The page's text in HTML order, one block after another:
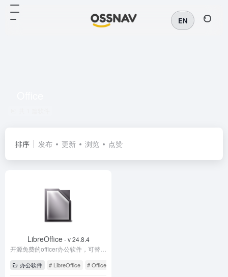
EN
排序 发布 更新 浏览 点赞
LibreOffice- v 24.8.4
办公软件 # LibreOffice # Office